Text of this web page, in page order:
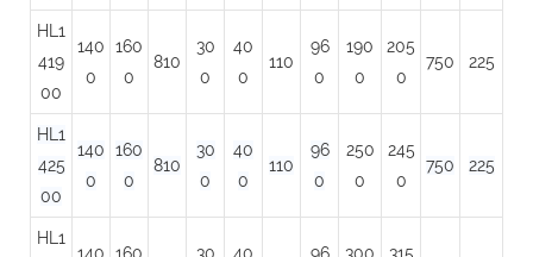
HL1
419
00
140
0
160
0
810
30
0
40
0
110
96
0
190
0
205
0
750 225
HL1
425
00
140
0
160
0
810
30
0
40
0
110
96
0
250
0
245
0
750 225
HL1